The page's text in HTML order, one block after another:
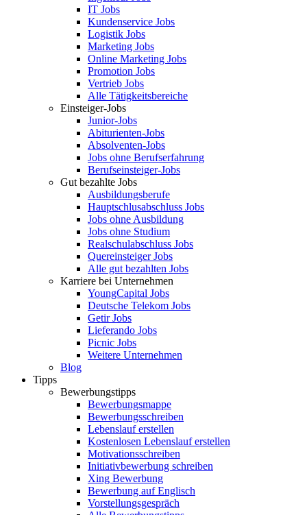
IT Jobs
Kundenservice Jobs
Logistik Jobs
Marketing Jobs
Online Marketing Jobs
Promotion Jobs
Vertrieb Jobs
Alle Tätigkeitsbereiche
Einsteiger-Jobs
Junior-Jobs
Abiturienten-Jobs
Absolventen-Jobs
Jobs ohne Berufserfahrung
Berufseinsteiger-Jobs
Gut bezahlte Jobs
Ausbildungsberufe
Hauptschlusabschluss Jobs
Jobs ohne Ausbildung
Jobs ohne Studium
Realschulabschluss Jobs
Quereinsteiger Jobs
Alle gut bezahlten Jobs
Karriere bei Unternehmen
YoungCapital Jobs
Deutsche Telekom Jobs
Getir Jobs
Lieferando Jobs
Picnic Jobs
Weitere Unternehmen
Blog
Tipps
Bewerbungstipps
Bewerbungsmappe
Bewerbungsschreiben
Lebenslauf erstellen
Kostenlosen Lebenslauf erstellen
Motivationsschreiben
Initiativbewerbung schreiben
Xing Bewerbung
Bewerbung auf Englisch
Vorstellungsgespräch